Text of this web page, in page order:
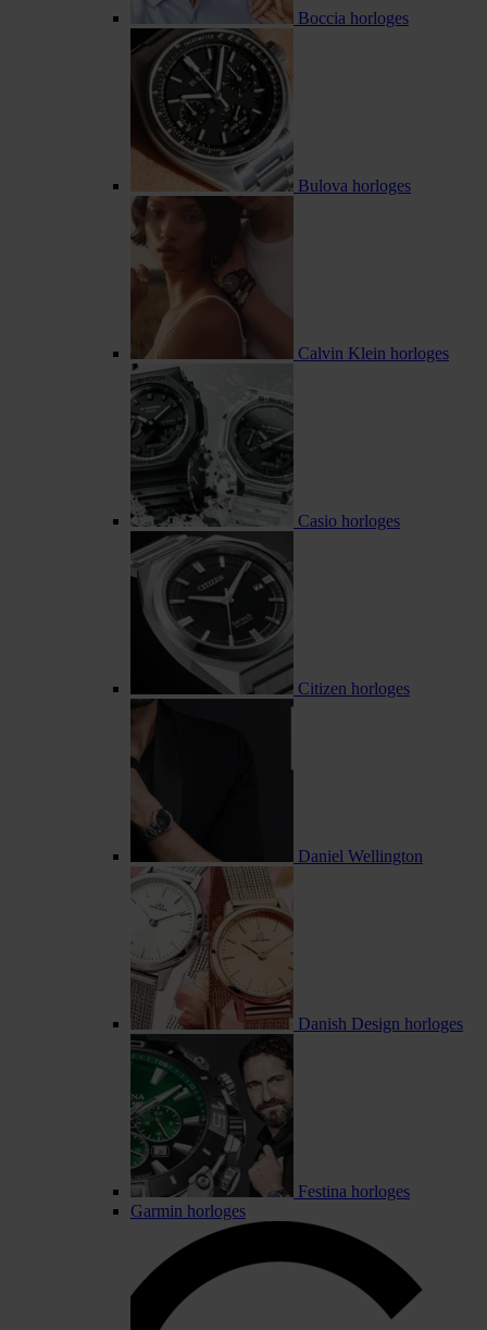
Boccia horloges
Bulova horloges
Calvin Klein horloges
Casio horloges
Citizen horloges
Daniel Wellington
Danish Design horloges
Festina horloges
Garmin horloges